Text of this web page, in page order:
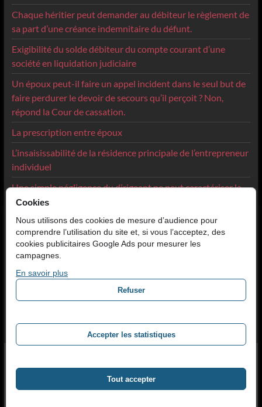
Chaque héritier peut demander au débiteur le règlement de
sa part d’une créance indemnitaire du défunt.
Exigibilité du solde débiteur du compte courant d’une
société en liquidation judiciaire
Un époux peut-il faire un appel incident dans le seul but de
faire perdurer le devoir de secours qu’il perçoit ? Non,
répond la Cour de cassation.
La prescription entre époux
L’insaisissabilité de la résidence principale de l’entrepreneur
individuel
Une simple négligence du dirigeant ne peut caractériser la
faute de gestion
Avocat en divorce amiable à Lyon
Avocat cautionnement dirigeant à Lyon
Catégories
Accueil
Domaines d’intervention
Avocat en contentieux commercial à
Avocat divorce et droit de la famille à Lyon
Convention d’honoraires
Aide juridictionnelle
Mentions légales
Cookies
Nous utilisons des cookies de mesure d’audience pour
comprendre l’utilisation du site et, si vous l’acceptez, des
cookies publicitaires Google Ads pour mesurer les
campagnes.
En savoir plus
Refuser
Accepter les statistiques
Tout accepter